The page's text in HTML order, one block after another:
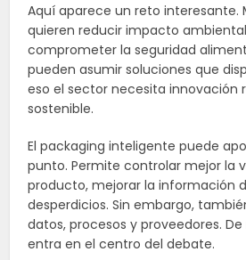
Aquí aparece un reto interesante.
quieren reducir impacto
comprometer la seguridad
pueden asumir soluciones que
eso el sector necesita innovación
sostenible.
El packaging inteligente puede
punto. Permite controlar mejor la
producto, mejorar la información
desperdicios. Sin embargo,
datos, procesos y proveedores.
entra en el centro del debate.